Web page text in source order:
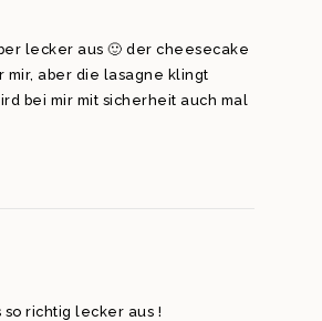
lecker aus 🙂 der cheesecake
mir, aber die lasagne klingt
bei mir mit sicherheit auch mal
richtig lecker aus !